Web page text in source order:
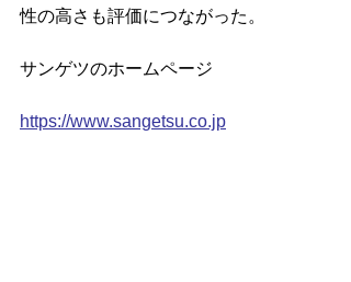
性の高さも評価につながった。
サンゲツのホームページ
https://www.sangetsu.co.jp